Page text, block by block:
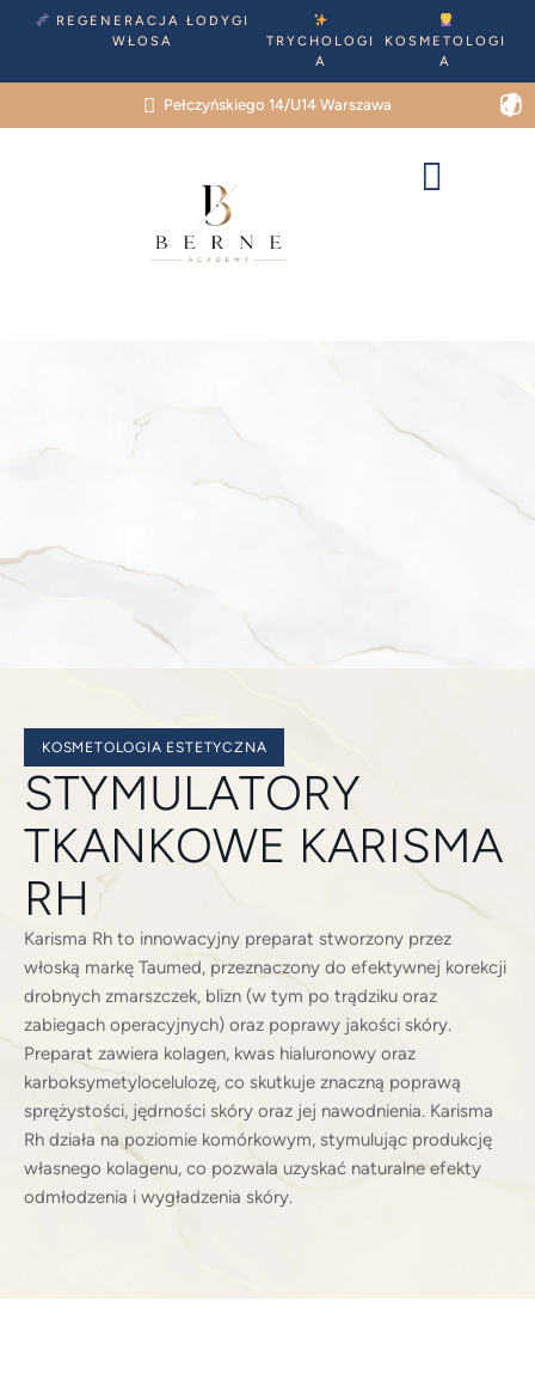
REGENERACJA ŁODYGI
WŁOSA
TRYCHOLOGI
A
KOSMETOLOGI
A
Pełczyńskiego 14/U14 Warszawa
KOSMETOLOGIA ESTETYCZNA
STYMULATORY
TKANKOWE KARISMA
RH
Karisma Rh to innowacyjny preparat stworzony przez
włoską markę Taumed, przeznaczony do efektywnej korekcji
drobnych zmarszczek, blizn (w tym po trądziku oraz
zabiegach operacyjnych) oraz poprawy jakości skóry.
Preparat zawiera kolagen, kwas hialuronowy oraz
karboksymetylocelulozę, co skutkuje znaczną poprawą
sprężystości, jędrności skóry oraz jej nawodnienia. Karisma
Rh działa na poziomie komórkowym, stymulując produkcję
własnego kolagenu, co pozwala uzyskać naturalne efekty
odmłodzenia i wygładzenia skóry.